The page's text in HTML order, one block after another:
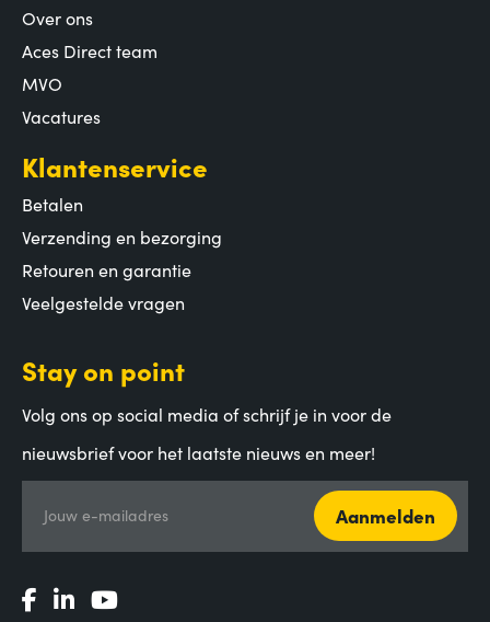
Over ons
Aces Direct team
MVO
Vacatures
Klantenservice
Betalen
Verzending en bezorging
Retouren en garantie
Veelgestelde vragen
Stay on point
Volg ons op social media of schrijf je in voor de
nieuwsbrief voor het laatste nieuws en meer!
Jouw e-mailadres Aanmelden